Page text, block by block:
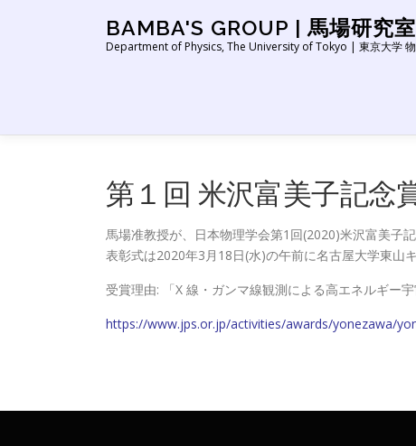
ス
BAMBA'S GROUP | 馬場研究室
Department of Physics, The University of Tokyo | 東京大学
第１回 米沢富美子記念
馬場准教授が、日本物理学会第1回(2020)米沢富美子
表彰式は2020年3月18日(水)の午前に名古屋大学東山
受賞理由: 「X 線・ガンマ線観測による高エネルギー
https://www.jps.or.jp/activities/awards/yonezawa/